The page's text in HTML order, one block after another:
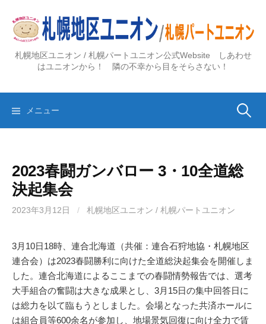
ス
札幌地区ユニオン / 札幌パートユニオン公式Website しあわせ
はユニオンから！ 隣の不幸から目をそらさない！
メニュー 検
2023春闘ガンバロー 3・10全道総
決起集会
2023年3月12日 / 札幌地区ユニオン / 札幌パートユニオン
3月10日18時、連合北海道（共催：連合石狩地協・札幌地区
連合会）は2023春闘勝利に向けた全道総決起集会を開催しま
した。連合北海道によるここまでの春闘情勢報告では、選考
大手組合の奮闘は大きな成果とし、3月15日の集中回答日に
は総力を以て臨もうとしました。会場となった共済ホールに
は組合員等600余名が参加し、地場景気回復に向け全力で賃